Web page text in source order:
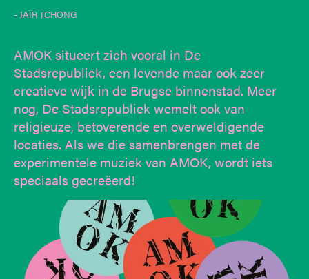
- JAÏR TCHONG
AMOK situeert zich vooral in De
Stadsrepubliek, een levende maar ook zeer
creatieve wijk in de Brugse binnenstad. Meer
nog, De Stadsrepubliek wemelt ook van
religieuze, betoverende en overweldigende
locaties. Als we die samenbrengen met de
experimentele muziek van AMOK, wordt iets
speciaals gecreëerd!